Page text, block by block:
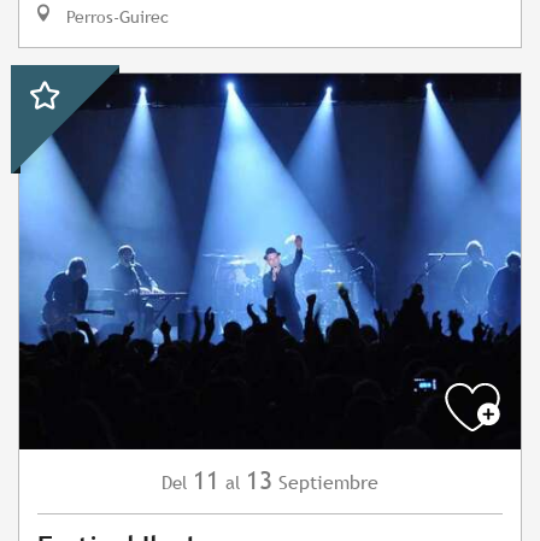
Perros-Guirec
Del 11 al 13 Septiembre